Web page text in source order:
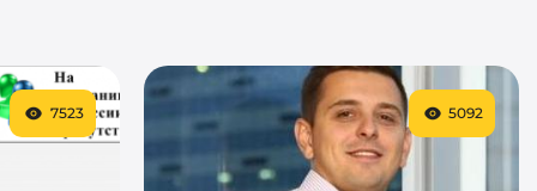
7523 5092